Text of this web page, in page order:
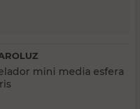
mini media esfera